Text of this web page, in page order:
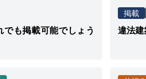
も掲載可能でしょう
掲載
違法